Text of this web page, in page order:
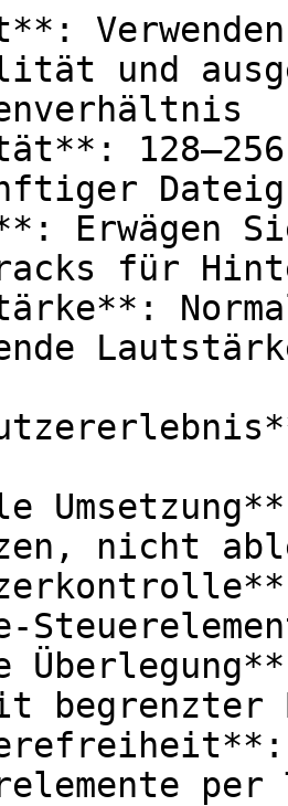
und
Erwägen
für
nicht
begrenzter